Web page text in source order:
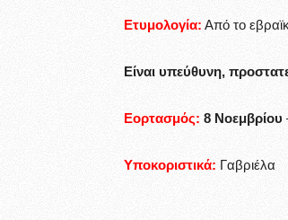
Ετυμολογία: Από το
Είναι υπεύθυνη,
Εορτασμός: 8 Νοεμβρίου
Υποκοριστικά: Γαβριέλα